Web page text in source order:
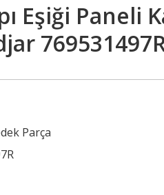
Eşiği Paneli
Parça